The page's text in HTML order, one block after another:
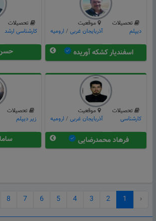
تحصیلات
دیپلم
موقعیت
آذربایجان غربی / ارومیه
اسفندیار کشکه آوریده
تحصیلات
کارشناسی ارشد
تحصیلات
کارشناسی
موقعیت
آذربایجان غربی / ارومیه
فرهاد محمدرضایی
تحصیلات
زیر دیپلم
‹
1
2
3
4
5
6
7
8